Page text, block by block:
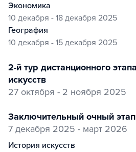
экономика
10 декабря - 18 декабря 2025
география
10 декабря - 15 декабря 2025
2-й тур дистанционного этапа по истории
искусств
27 октября - 2 ноября 2025
заключительный очный этап
7 декабря 2025 - март 2026
история искусств